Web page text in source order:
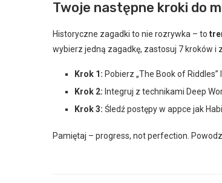
Twoje następne kroki do
Historyczne zagadki to nie rozrywka – to
wybierz jedną zagadkę, zastosuj 7 kroków i
Krok 1: Pobierz „The Book of
Krok 2: Integruj z technikami Deep
Krok 3: Śledź postępy w appce jak
Pamiętaj – progress, not perfection.